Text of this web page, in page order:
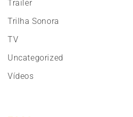
Trailer
Trilha Sonora
TV
Uncategorized
Vídeos